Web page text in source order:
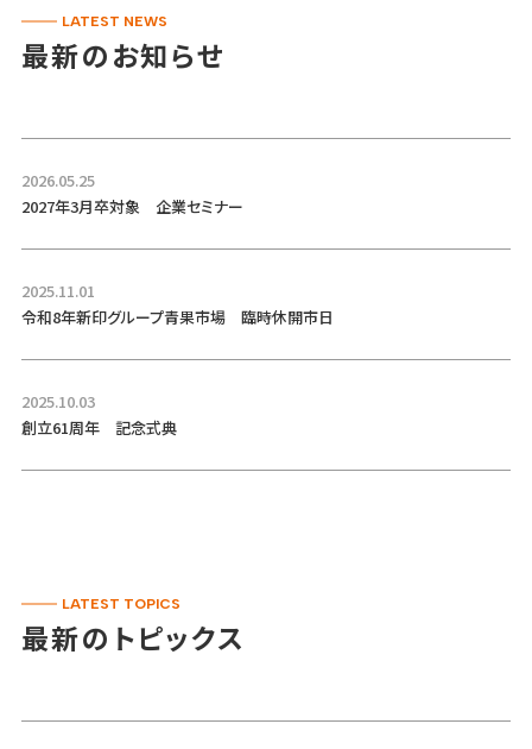
LATEST NEWS
最新のお知らせ
2026.05.25
2027年3月卒対象 企業セミナー
2025.11.01
令和8年新印グループ青果市場 臨時休開市日
2025.10.03
創立61周年 記念式典
LATEST TOPICS
最新のトピックス